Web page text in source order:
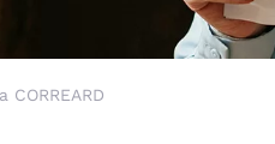
CORREARD